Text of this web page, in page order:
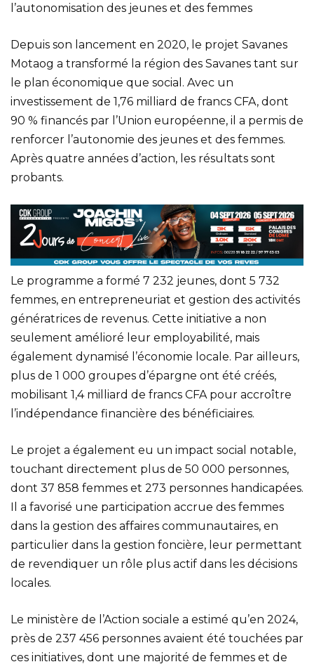
l’autonomisation des jeunes et des femmes
Depuis son lancement en 2020, le projet Savanes
Motaog a transformé la région des Savanes tant sur
le plan économique que social. Avec un
investissement de 1,76 milliard de francs CFA, dont
90 % financés par l’Union européenne, il a permis de
renforcer l’autonomie des jeunes et des femmes.
Après quatre années d’action, les résultats sont
probants.
Le programme a formé 7 232 jeunes, dont 5 732
femmes, en entrepreneuriat et gestion des activités
génératrices de revenus. Cette initiative a non
seulement amélioré leur employabilité, mais
également dynamisé l’économie locale. Par ailleurs,
plus de 1 000 groupes d’épargne ont été créés,
mobilisant 1,4 milliard de francs CFA pour accroître
l’indépendance financière des bénéficiaires.
Le projet a également eu un impact social notable,
touchant directement plus de 50 000 personnes,
dont 37 858 femmes et 273 personnes handicapées.
Il a favorisé une participation accrue des femmes
dans la gestion des affaires communautaires, en
particulier dans la gestion foncière, leur permettant
de revendiquer un rôle plus actif dans les décisions
locales.
Le ministère de l’Action sociale a estimé qu’en 2024,
près de 237 456 personnes avaient été touchées par
ces initiatives, dont une majorité de femmes et de